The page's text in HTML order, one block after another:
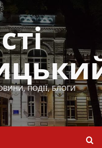
ПОДІЇ, БЛОГИ